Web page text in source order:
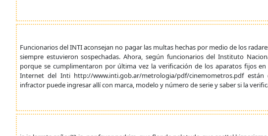
Funcionarios del INTI aconsejan no pagar las multas hechas por medio de los
siempre estuvieron sospechadas. Ahora, según funcionarios del Instituto
porque se cumplimentaron por última vez la verificación de los aparatos fijos
Internet del Inti http://www.inti.gob.ar/metrologia/pdf/cinemometros.pdf
infractor puede ingresar allí con marca, modelo y número de serie y saber si la